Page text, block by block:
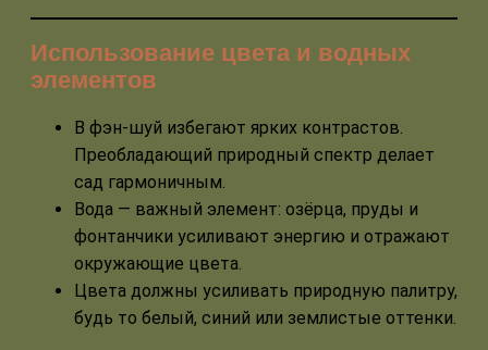
Использование цвета и водных
элементов
В фэн-шуй избегают ярких контрастов.
Преобладающий природный спектр делает
сад гармоничным.
Вода — важный элемент: озёрца, пруды и
фонтанчики усиливают энергию и отражают
окружающие цвета.
Цвета должны усиливать природную палитру,
будь то белый, синий или землистые оттенки.